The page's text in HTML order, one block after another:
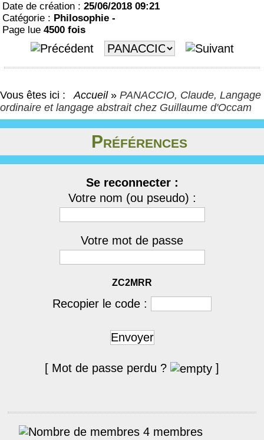
Date de création : 25/06/2018 09:21
Catégorie : Philosophie -
Page lue 4500 fois
Vous êtes ici : Accueil » PANACCIO, Claude, Langage
ordinaire et langage abstrait chez Guillaume d'Occam
Préférences
Se reconnecter :
Votre nom (ou pseudo) :
Votre mot de passe
ZC2MRR
Recopier le code :
Envoyer
[ Mot de passe perdu ? ]
4 membres